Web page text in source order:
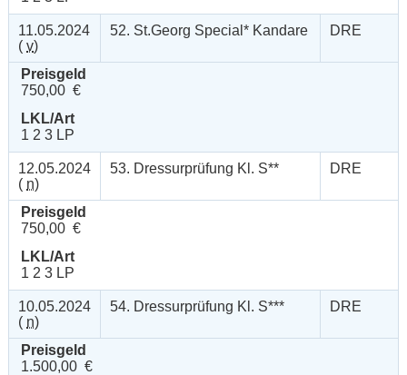
11.05.2024
( v)
52. St.Georg Special* Kandare DRE
Preisgeld
750,00 €
LKL/Art
1 2 3 LP
12.05.2024
( n)
53. Dressurprüfung Kl. S** DRE
Preisgeld
750,00 €
LKL/Art
1 2 3 LP
10.05.2024
( n)
54. Dressurprüfung Kl. S*** DRE
Preisgeld
1.500,00 €